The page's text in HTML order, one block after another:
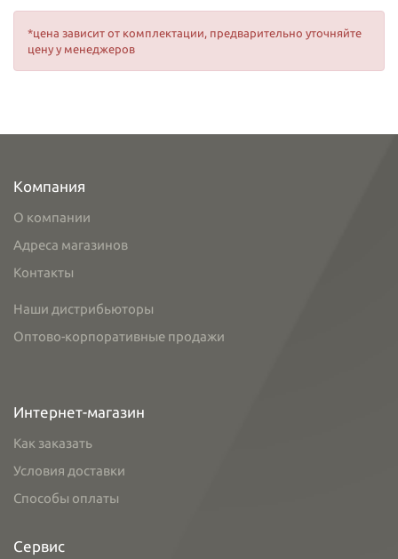
*цена зависит от комплектации, предварительно уточняйте
цену у менеджеров
Компания
О компании
Адреса магазинов
Контакты
Наши дистрибьюторы
Оптово-корпоративные продажи
Интернет-магазин
Как заказать
Условия доставки
Способы оплаты
Сервис